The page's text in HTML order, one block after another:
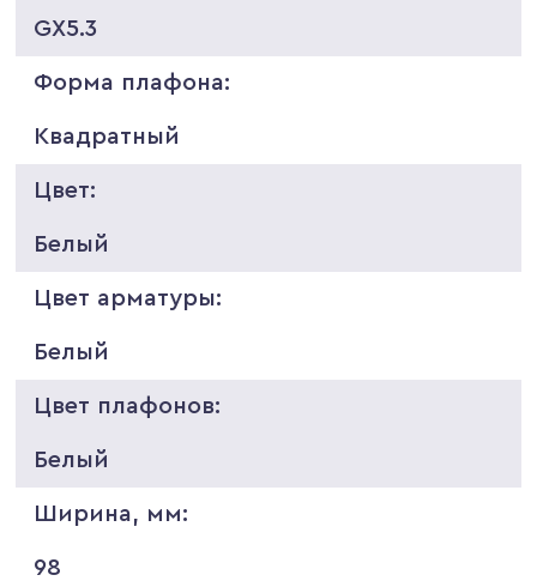
GX5.3
Форма плафона:
Квадратный
Цвет:
Белый
Цвет арматуры:
Белый
Цвет плафонов:
Белый
Ширина, мм:
98